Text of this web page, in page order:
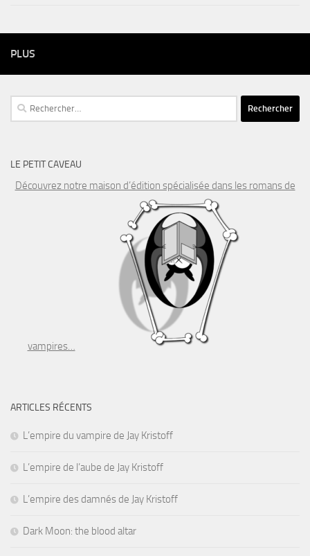
PLUS
Rechercher :
LE PETIT CAVEAU
Découvrez notre maison d’édition spécialisée dans les romans de
vampires…
ARTICLES RÉCENTS
L’empire du vampire de Jay Kristoff
L’empire de l’aube de Jay Kristoff
L’empire des damnés de Jay Kristoff
Dark Moon: the blood altar